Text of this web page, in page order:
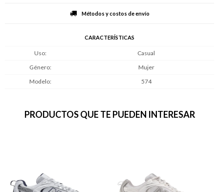
Métodos y costos de envío
CARACTERÍSTICAS
Uso
Casual
Género
Mujer
Modelo
574
PRODUCTOS QUE TE PUEDEN INTERESAR